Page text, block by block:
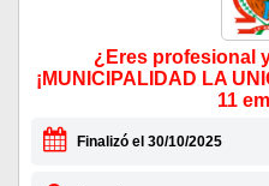
¿Eres profesional
¡MUNICIPALIDAD LA
11
Finalizó el 30/10/2025